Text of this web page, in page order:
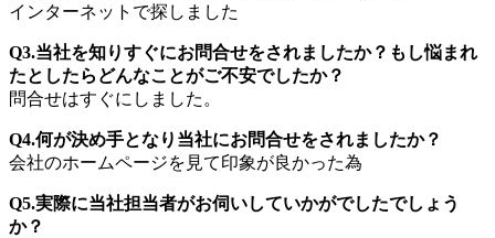
インターネットで探しました
Q3.当社を知りすぐにお問合せをされましたか？もし悩まれ
たとしたらどんなことがご不安でしたか？
問合せはすぐにしました。
Q4.何が決め手となり当社にお問合せをされましたか？
会社のホームページを見て印象が良かった為
Q5.実際に当社担当者がお伺いしていかがでしたでしょう
か？